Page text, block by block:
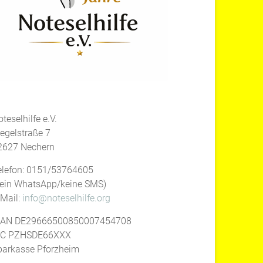
e.V.
7
Nechern
0151/53764605
WhatsApp/keine SMS)
info@noteselhilfe.org
DE29666500850007454708
PZHSDE66XXX
Pforzheim